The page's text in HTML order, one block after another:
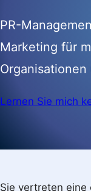
PR-
Marketing für
Lernen Sie mich
Sie vertreten eine